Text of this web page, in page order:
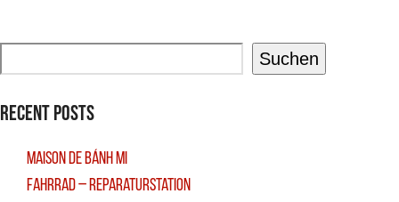
Suchen
Recent Posts
Maison De Bánh Mi
Fahrrad – Reparaturstation